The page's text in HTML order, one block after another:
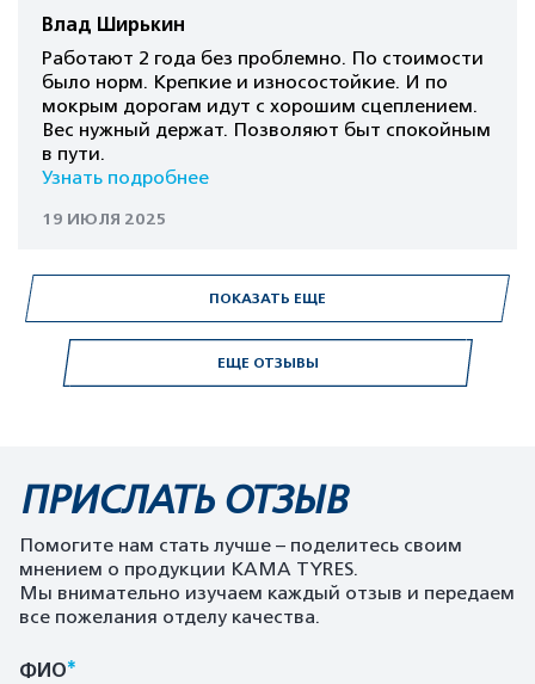
ЕЩЕ ОТЗЫВЫ
Влад Ширькин
Работают 2 года без проблемно. По стоимости
было норм. Крепкие и износостойкие. И по
мокрым дорогам идут с хорошим сцеплением.
Вес нужный держат. Позволяют быт спокойным
в пути.
Узнать подробнее
19 ИЮЛЯ 2025
ПОКАЗАТЬ ЕЩЕ
ПРИСЛАТЬ ОТЗЫВ
Помогите нам стать лучше – поделитесь своим
мнением о продукции KAMA TYRES.
Мы внимательно изучаем каждый отзыв и передаем
все пожелания отделу качества.
ФИО*